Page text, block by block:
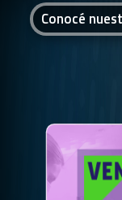
Conocé